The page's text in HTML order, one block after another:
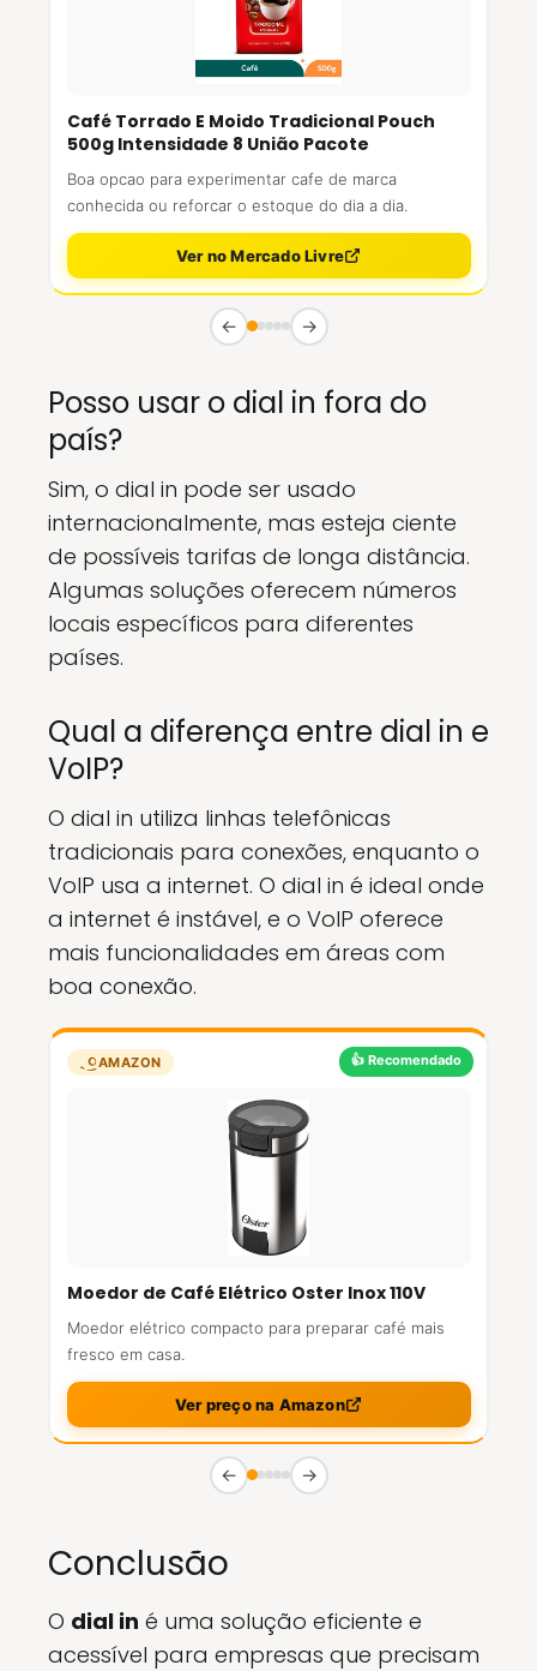
Café Torrado E Moido Tradicional Pouch
500g Intensidade 8 União Pacote
Boa opcao para experimentar cafe de marca
conhecida ou reforcar o estoque do dia a dia.
Ver no Mercado Livre
← →
Posso usar o dial in fora do
país?
Sim, o dial in pode ser usado
internacionalmente, mas esteja ciente
de possíveis tarifas de longa distância.
Algumas soluções oferecem números
locais específicos para diferentes
países.
Qual a diferença entre dial in e
VoIP?
O dial in utiliza linhas telefônicas
tradicionais para conexões, enquanto o
VoIP usa a internet. O dial in é ideal onde
a internet é instável, e o VoIP oferece
mais funcionalidades em áreas com
boa conexão.
👍 Recomendado
AMAZON
Moedor de Café Elétrico Oster Inox 110V
Moedor elétrico compacto para preparar café mais
fresco em casa.
Ver preço na Amazon
← →
Conclusão
O dial in é uma solução eficiente e
acessível para empresas que precisam